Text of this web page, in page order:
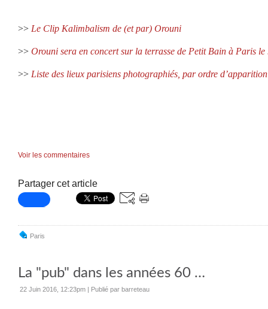
>> Le Clip Kalimbalism de (et par) Orouni
>> Orouni sera en concert sur la terrasse de Petit Bain à Paris
>> Liste des lieux parisiens photographiés, par ordre
Voir les commentaires
Partager cet article
Paris
La "pub" dans les années 60 …
22 Juin 2016, 12:23pm | Publié par barreteau